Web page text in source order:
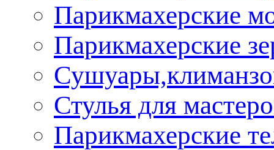
Парикмахерские
Парикмахерские
Стулья для
Парикмахерские